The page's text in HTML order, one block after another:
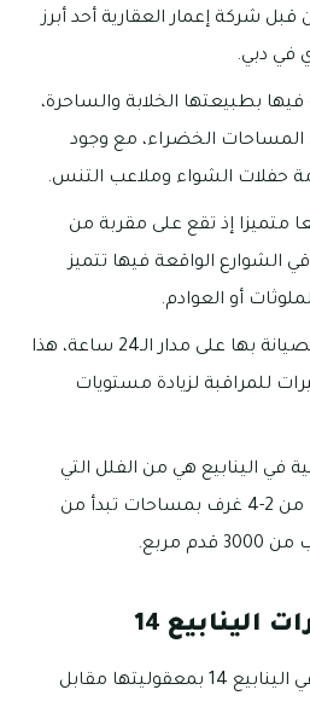
الينابيع 14 من قبل شركة إعمار العقارية أحد أبرز
في دبي.
بطبيعتها الخلابة والساحرة،
المساحات الخضراء، مع وجود
حفلات الشواء وملاعب التنس.
14 موقعا متميزا إذ تقع على مقربة من
الشوارع الواقعة فيها تتميز
أو العوادم.
تتوافر خدمات الأمن والصيانة بها على مدار الـ24 ساعة، هذا
للمراقبة لزيادة مستويات
في الينابيع هي من الفلل التي
تتراوح عدد الغرف فيها من 2-4 غرف بمساحات تبدأ من
الينابيع 14
تتميز أسعار الإيجارات في الينابيع 14 بمعقوليتها مقابل